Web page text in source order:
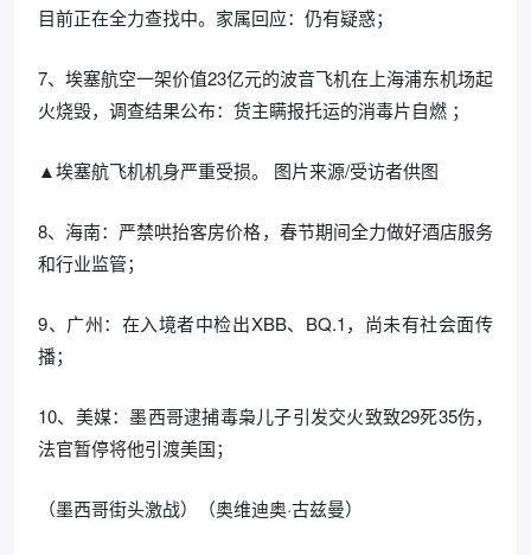
目前正在全力查找中。家属回应：仍有疑惑；
7、埃塞航空一架价值23亿元的波音飞机在上海浦东机场起
火烧毁，调查结果公布：货主瞒报托运的消毒片自燃 ；
▲埃塞航飞机机身严重受损。 图片来源/受访者供图
8、海南：严禁哄抬客房价格，春节期间全力做好酒店服务
和行业监管；
9、广州：在入境者中检出XBB、BQ.1，尚未有社会面传
播；
10、美媒：墨西哥逮捕毒枭儿子引发交火致致29死35伤，
法官暂停将他引渡美国；
（墨西哥街头激战）（奥维迪奥·古兹曼）